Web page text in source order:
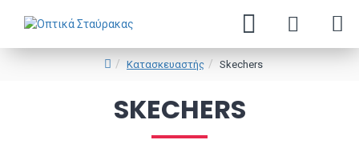
Κατασκευαστής Skechers
SKECHERS